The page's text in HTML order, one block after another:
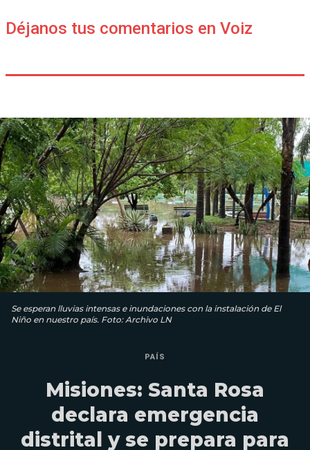
Déjanos tus comentarios en Voiz
Se esperan lluvias intensas e inundaciones con la instalación de El
Niño en nuestro país. Foto: Archivo LN
PAÍS
Misiones: Santa Rosa
declara emergencia
distrital y se prepara para